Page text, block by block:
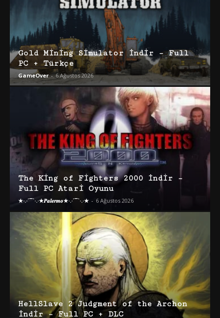
Gold Mining Simulator İndir – Full
PC + Türkçe
GameOver - 6 Ağustos 2026
The King of Fighters 2000 İndir –
Full PC Atari Oyunu
★·.·´¯`·.·★𝑷𝒂𝒍𝒆𝒓𝒎𝒐★·.·´¯`·.·★ - 6 Ağustos 2026
HellSlave 2 Judgment of the Archon
İndir – Full PC + DLC